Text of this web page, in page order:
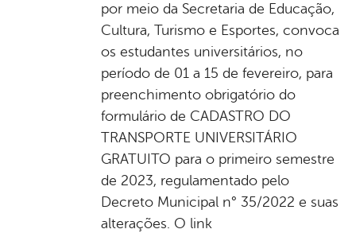
por meio da Secretaria de Educação,
Cultura, Turismo e Esportes, convoca
os estudantes universitários, no
período de 01 a 15 de fevereiro, para
preenchimento obrigatório do
formulário de CADASTRO DO
TRANSPORTE UNIVERSITÁRIO
GRATUITO para o primeiro semestre
de 2023, regulamentado pelo
Decreto Municipal n° 35/2022 e suas
alterações. O link